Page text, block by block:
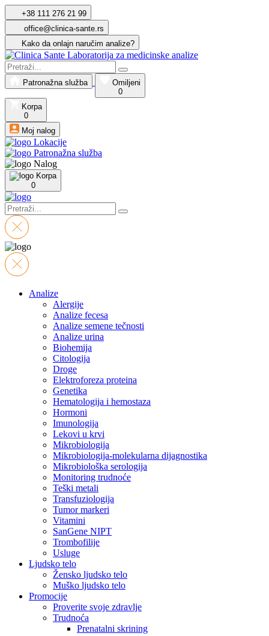
+38 111 276 21 99
office@clinica-sante.rs
Kako da onlajn naručim analize?
Patronažna služba
Omiljeni
0
Korpa
0
Moj nalog
Lokacije
Patronažna služba
Nalog
Korpa
0
Analize
Alergije
Analize fecesa
Analize semene tečnosti
Analize urina
Biohemija
Citologija
Droge
Elektroforeza proteina
Genetika
Hematologija i hemostaza
Hormoni
Imunologija
Lekovi u krvi
Mikrobiologija
Mikrobiologija-molekularna dijagnostika
Mikrobiološka serologija
Monitoring trudnoće
Teški metali
Transfuziologija
Tumor markeri
Vitamini
SanGene NIPT
Trombofilije
Usluge
Ljudsko telo
Žensko ljudsko telo
Muško ljudsko telo
Promocije
Proverite svoje zdravlje
Trudnoća
Prenatalni skrining